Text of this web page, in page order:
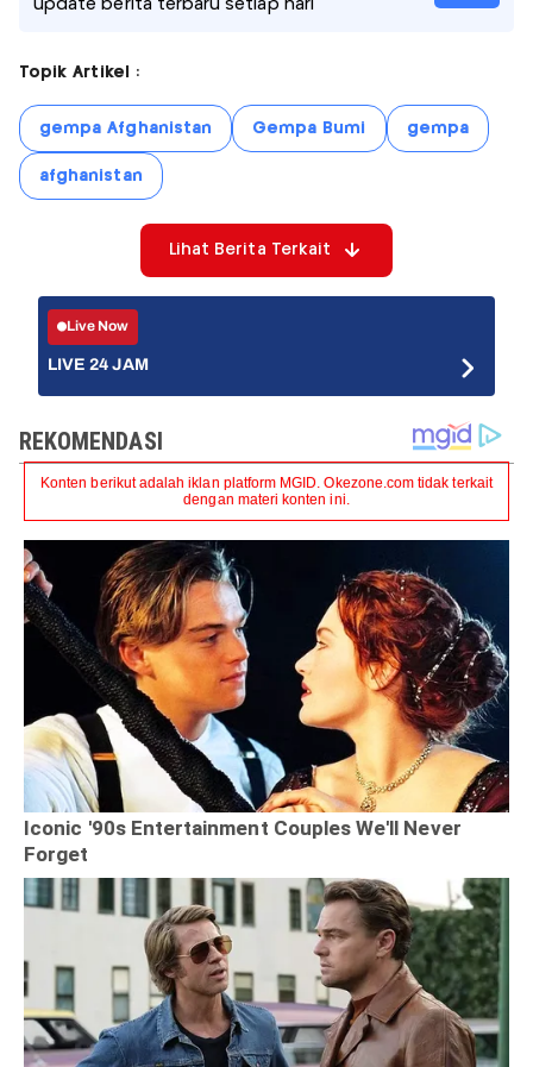
update berita terbaru setiap hari
Topik Artikel :
gempa Afghanistan Gempa Bumi gempa
afghanistan
Lihat Berita Terkait
Live Now
LIVE 24 JAM